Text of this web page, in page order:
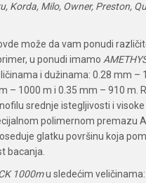
Korda, Milo, Owner, Preston,
može da vam ponudi
u ponudi imamo
i dužinama: 0.28 mm –
– 1000 m i 0.35 mm – 910 m.
srednje istegljivosti i visoke
polimernom premazu
glatku površinu koja
bacanja.
1000mu sledećim